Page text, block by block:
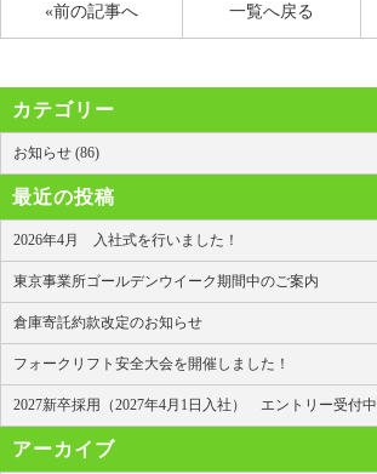
«前の記事へ 一覧へ戻る
カテゴリー
お知らせ (86)
最近の投稿
2026年4月 入社式を行いました！
東京事業所ゴールデンウイーク期間中のご案内
倉庫寄託約款改定のお知らせ
フォークリフト安全大会を開催しました！
2027新卒採用（2027年4月1日入社） エントリー受付中
アーカイブ